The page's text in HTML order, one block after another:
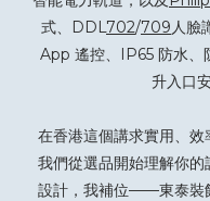
式、DDL702/709人臉
App 遙控、IP65 防水、
升入口
在香港這個講求實用、效
我們從選品開始理解你
設計，我補位——東泰裝